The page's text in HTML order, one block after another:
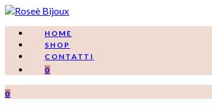
Salta
contenutoHOME
SHOP
CONTATTI
0
0